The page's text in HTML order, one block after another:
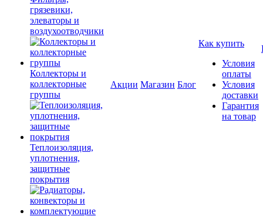
грязевики,
элеваторы и
воздухоотводчики
Коллекторы и
коллекторные
группы
Теплоизоляция,
уплотнения,
защитные
покрытия
Акции Магазин Блог
Как купить
Условия
оплаты
Условия
доставки
Гарантия
на товар